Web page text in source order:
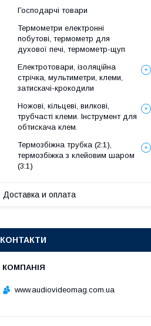
Господарчі товари
Термометри електронні
побутові, термометр для
духової печі, термометр-щуп
Електротовари, ізоляційна
стрічка, мультиметри, клеми,
затискачі-крокодили
Ножові, кільцеві, вилкові,
трубчасті клеми. Інструмент для
обтискача клем.
Термозбіжна трубка (2:1),
термозбіжка з клейовим шаром
(3:1)
Доставка и оплата
КОНТАКТИ
www.audiovideomag.com.ua